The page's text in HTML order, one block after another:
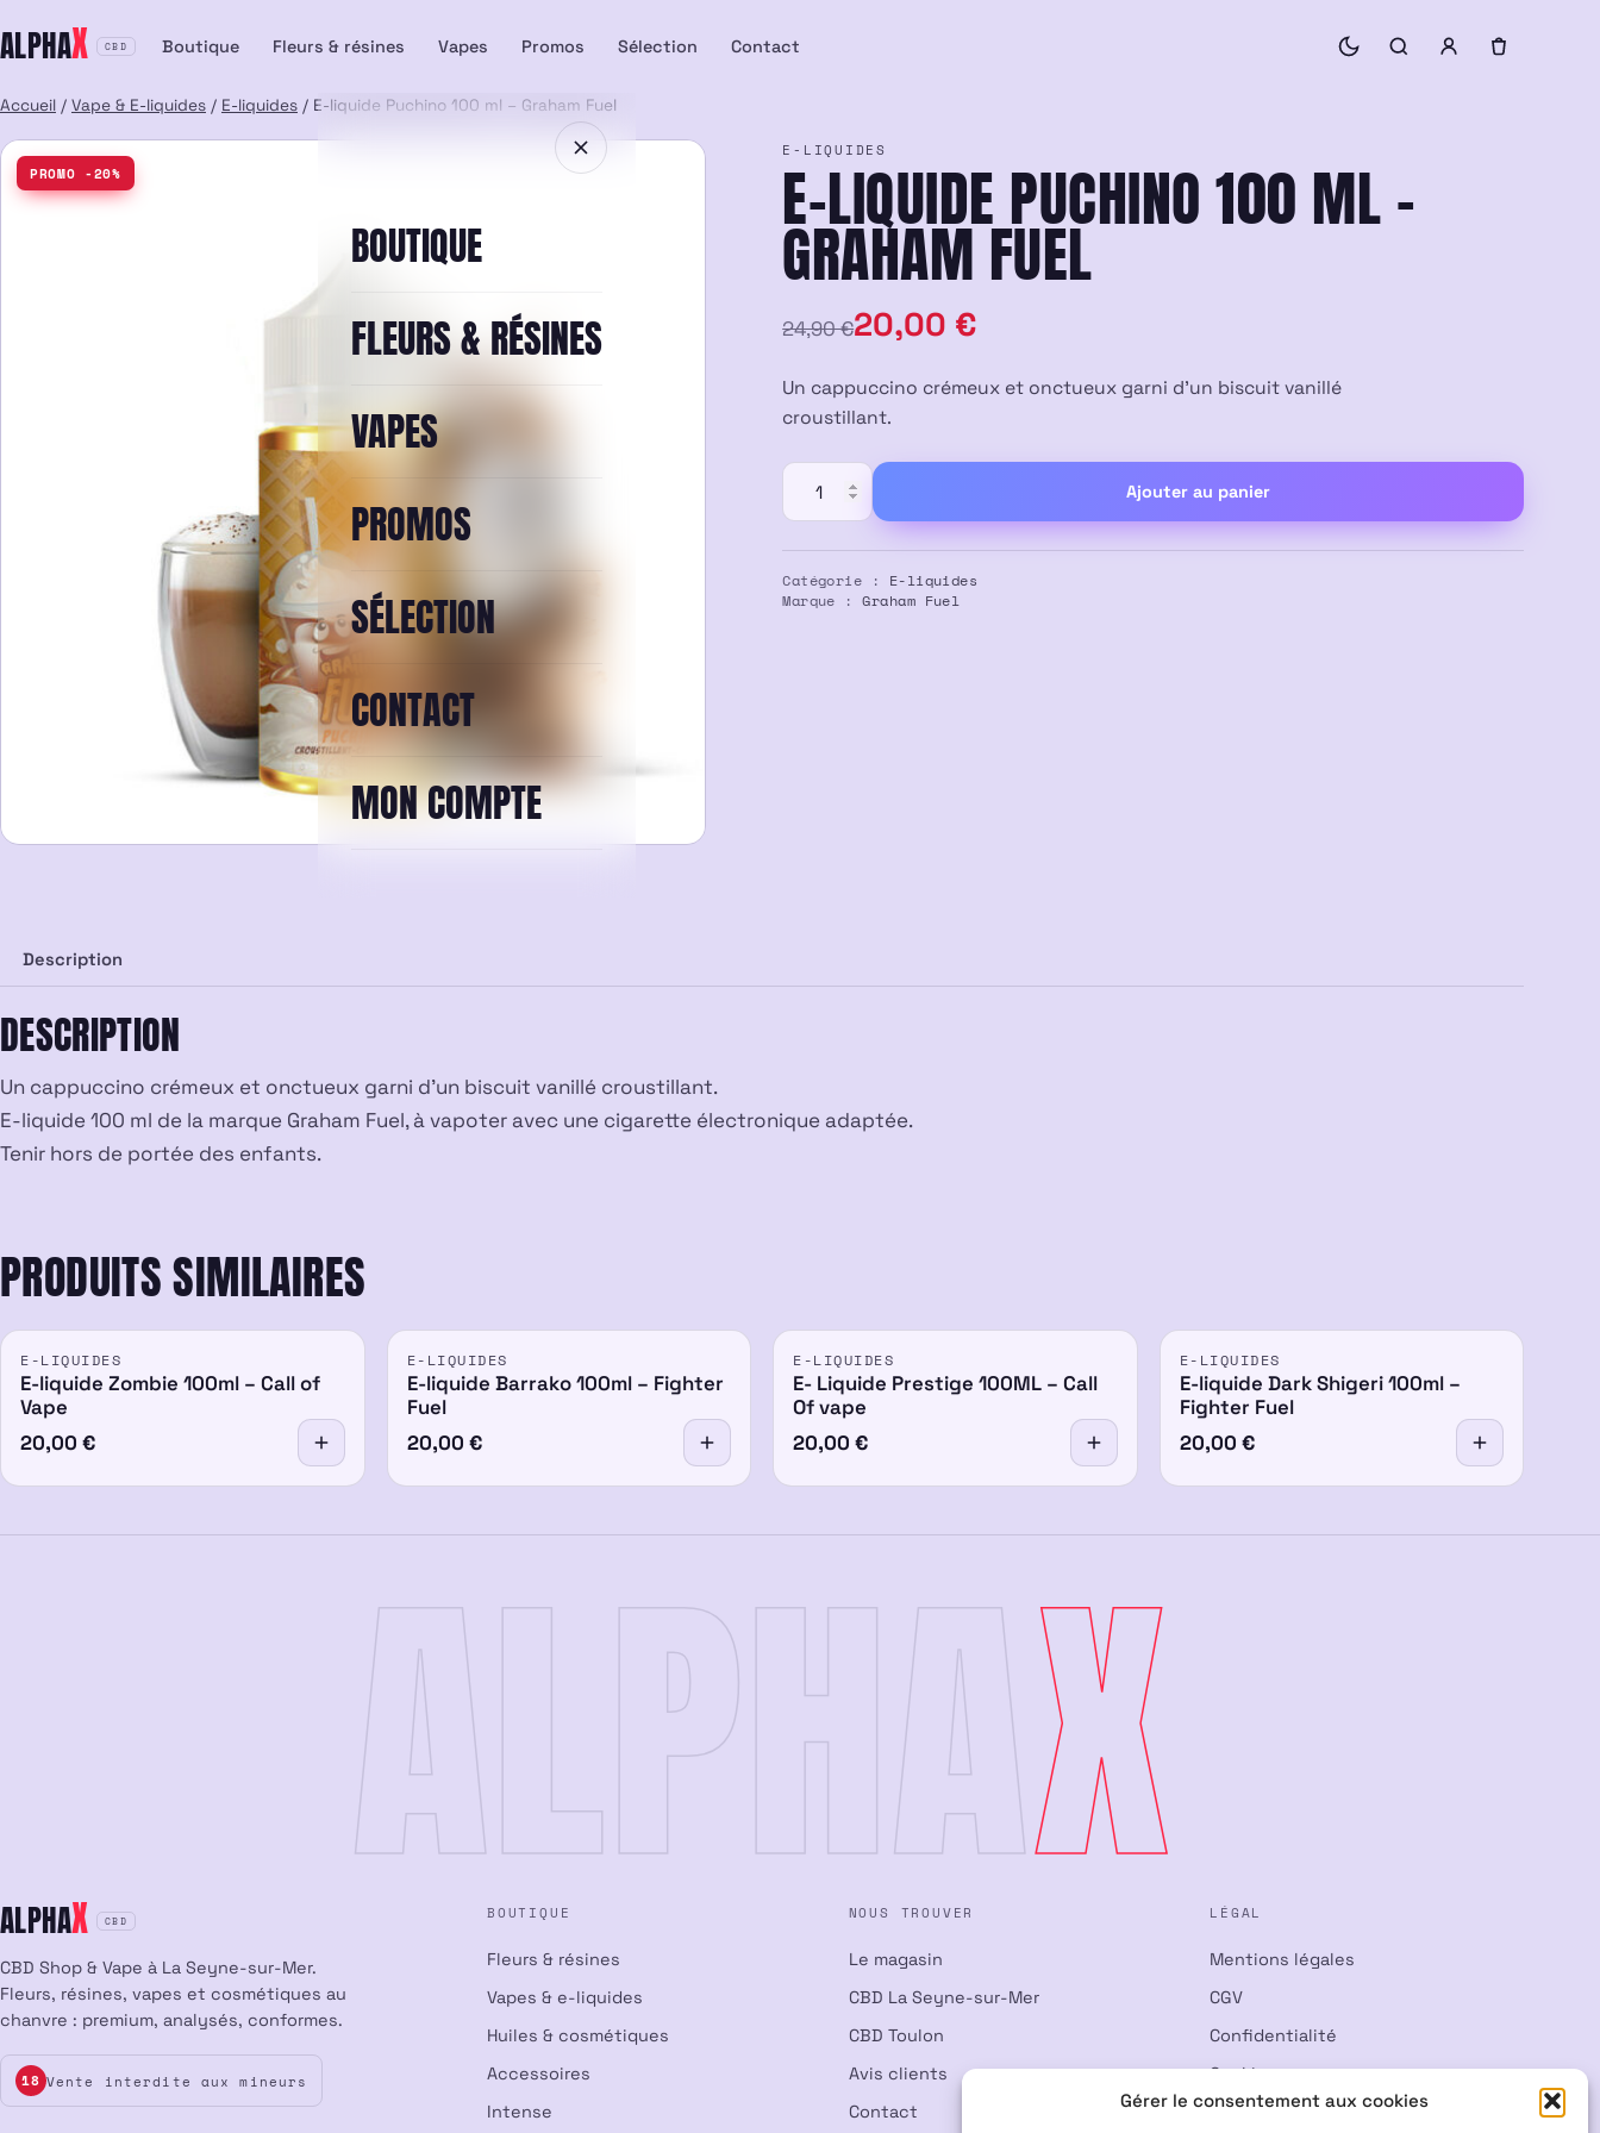
Gérer le consentement aux cookies
au
ALPHAX CBD Boutique Fleurs & résines Vapes Promos Sélection Contact
BOUTIQUE
FLEURS & RÉSINES
VAPES
PROMOS
SÉLECTION
CONTACT
MON COMPTE
Accueil / Vape & E-liquides / E-liquides / E-liquide Puchino 100 ml – Graham Fuel
PROMO -20%
E-LIQUIDES
E-LIQUIDE PUCHINO 100 ML –
GRAHAM FUEL
24,90€
Le
prix
initial
était :
24,90 €.
20,00 €
Le
prix
actuel
est :
20,00 €.
Un cappuccino crémeux et onctueux garni d’un biscuit vanillé
croustillant.
quantité
de
Puchino
Ajouter au panier
Catégorie : E-liquides
Marque :Graham Fuel
Description
DESCRIPTION
Un cappuccino crémeux et onctueux garni d’un biscuit vanillé croustillant.
E-liquide 100 ml de la marque Graham Fuel, à vapoter avec une cigarette électronique adaptée.
Tenir hors de portée des enfants.
PRODUITS SIMILAIRES
E-LIQUIDES
E-liquide Zombie 100ml – Call of
Vape
20,00 €
E-LIQUIDES
E-liquide Barrako 100ml – Fighter
Fuel
20,00 €
E-LIQUIDES
E- Liquide Prestige 100ML – Call
Of vape
20,00 €
E-LIQUIDES
E-liquide Dark Shigeri 100ml –
Fighter Fuel
20,00 €
ALPHAX
ALPHAX CBD
CBD Shop & Vape à La Seyne-sur-Mer.
Fleurs, résines, vapes et cosmétiques au
chanvre : premium, analysés, conformes.
18 Vente interdite aux mineurs
BOUTIQUE
Fleurs & résines
Vapes & e-liquides
Huiles & cosmétiques
Accessoires
Intense
NOUS TROUVER
Le magasin
CBD La Seyne-sur-Mer
CBD Toulon
Avis clients
Contact
LÉGAL
Mentions légales
CGV
Confidentialité
Cookies
Rétractation